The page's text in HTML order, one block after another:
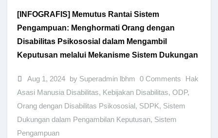
[INFOGRAFIS] Memutus Rantai Sistem
Pengampuan: Menghormati Orang dengan
Disabilitas Psikososial dalam Mengambil
Keputusan melalui Mekanisme Sistem Dukungan
Aug 1, 2024 by Superadmin lbhm 0 Comments
Hak
Asasi Manusia Disabilitas, Kebijakan Disabilitas, ODP,
Orang dengan Disabilitas Psikososial, SDPK, Sistem
Dukungan dalam Pengambilan Keputusan, Sistem
Pengampuan